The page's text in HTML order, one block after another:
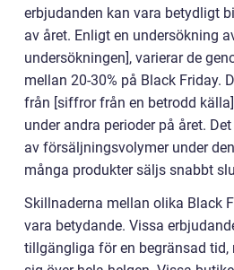
erbjudanden kan vara betydligt
av året. Enligt en undersökning
undersökningen], varierar de
mellan 20-30% på Black Friday.
från [siffror från en betrodd
under andra perioder på året.
av försäljningsvolymer under
många produkter säljs snabbt
Skillnaderna mellan olika Black
vara betydande. Vissa
tillgängliga för en begränsad tid,